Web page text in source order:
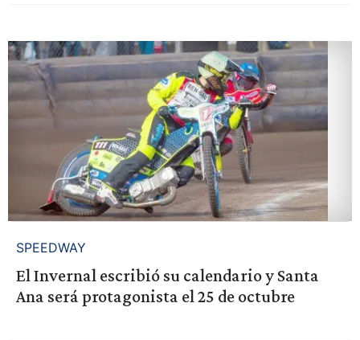
SPEEDWAY
El Invernal escribió su calendario y Santa
Ana será protagonista el 25 de octubre